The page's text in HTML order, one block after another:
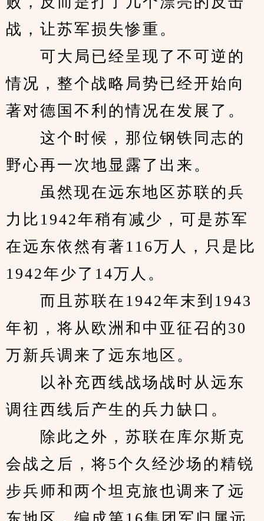
战，让苏军损失惨重。
可大局已经呈现了不可逆的
情况，整个战略局势已经开始向
著对德国不利的情况在发展了。
这个时候，那位钢铁同志的
野心再一次地显露了出来。
虽然现在远东地区苏联的兵
力比1942年稍有减少，可是苏军
在远东依然有著116万人，只是比
1942年少了14万人。
而且苏联在1942年末到1943
年初，将从欧洲和中亚征召的30
万新兵调来了远东地区。
以补充西线战场战时从远东
调往西线后产生的兵力缺口。
除此之外，苏联在库尔斯克
会战之后，将5个久经沙场的精锐
步兵师和两个坦克旅也调来了远